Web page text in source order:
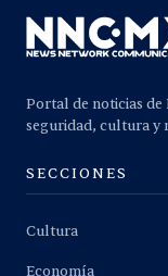
Portal de noticias
seguridad, cultura y
SECCIONES
Cultura
Economía